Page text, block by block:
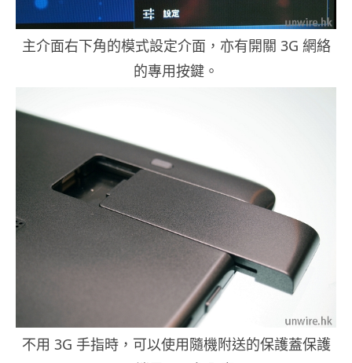
主介面右下角的模式設定介面，亦有開關 3G 網絡
的專用按鍵。
不用 3G 手指時，可以使用隨機附送的保護蓋保護